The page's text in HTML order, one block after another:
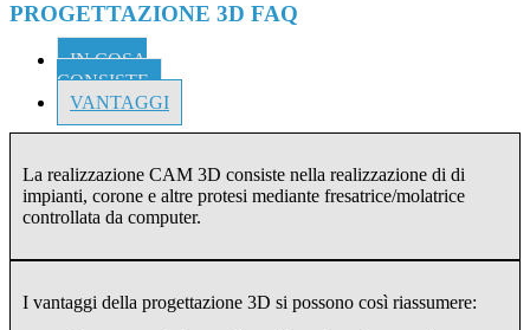
PROGETTAZIONE 3D FAQ
IN COSA
CONSISTE
VANTAGGI
La realizzazione CAM 3D consiste nella realizzazione di di
impianti, corone e altre protesi mediante fresatrice/molatrice
controllata da computer.
I vantaggi della progettazione 3D si possono così riassumere: